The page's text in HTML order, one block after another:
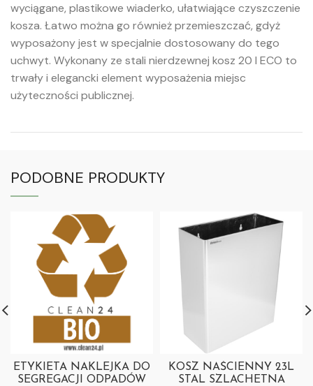
wyciągane, plastikowe wiaderko, ułatwiające czyszczenie
kosza. Łatwo można go również przemieszczać, gdyż
wyposażony jest w specjalnie dostosowany do tego
uchwyt. Wykonany ze stali nierdzewnej kosz 20 l ECO to
trwały i elegancki element wyposażenia miejsc
użyteczności publicznej.
PODOBNE PRODUKTY
ETYKIETA NAKLEJKA DO
SEGREGACJI ODPADÓW
KOSZ NAŚCIENNY 23L
STAL SZLACHETNA